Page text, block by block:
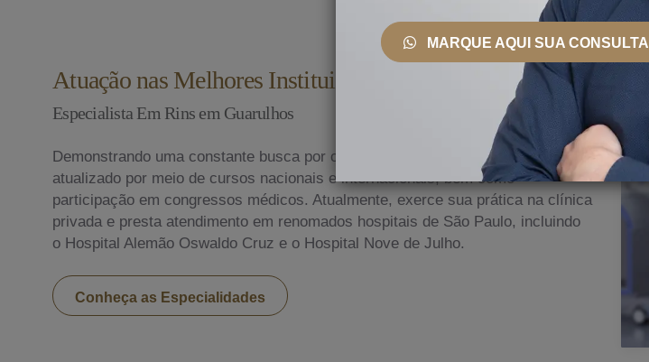
Atuação nas Melhores Instituições do País e Exterior
Especialista Em Rins em Guarulhos
Demonstrando uma constante busca por conhecimento, ele se mantém
atualizado por meio de cursos nacionais e internacionais, bem como
participação em congressos médicos. Atualmente, exerce sua prática na clínica
privada e presta atendimento em renomados hospitais de São Paulo, incluindo
o Hospital Alemão Oswaldo Cruz e o Hospital Nove de Julho.
Conheça as Especialidades
MARQUE AQUI SUA CONSULTA